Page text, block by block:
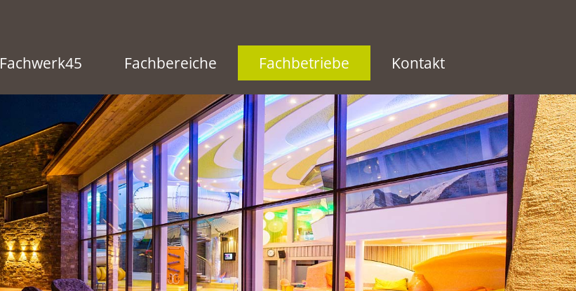
Fachwerk45 Fachbereiche Fachbetriebe Kontakt